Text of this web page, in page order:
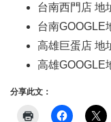
台南西門店 地
台南GOOGLE
高雄巨蛋店 地
高雄GOOGLE
分享此文：